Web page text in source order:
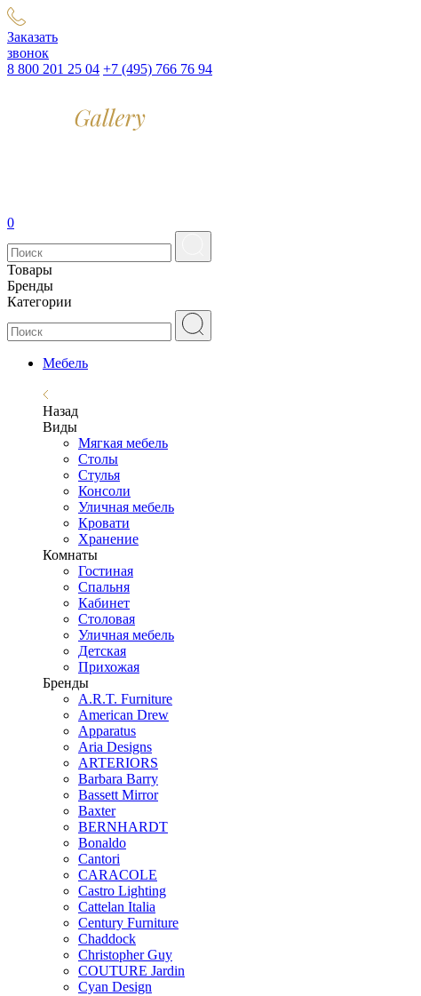
Заказать
звонок
8 800 201 25 04 +7 (495) 766 76 94
0
Товары
Бренды
Категории
Мебель
Назад
Виды
Мягкая мебель
Столы
Стулья
Консоли
Уличная мебель
Кровати
Хранение
Комнаты
Гостиная
Спальня
Кабинет
Столовая
Уличная мебель
Детская
Прихожая
Бренды
A.R.T. Furniture
American Drew
Apparatus
Aria Designs
ARTERIORS
Barbara Barry
Bassett Mirror
Baxter
BERNHARDT
Bonaldo
Cantori
CARACOLE
Castro Lighting
Cattelan Italia
Century Furniture
Chaddock
Christopher Guy
COUTURE Jardin
Cyan Design